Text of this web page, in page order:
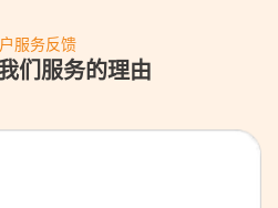
服务反馈
们服务的理由